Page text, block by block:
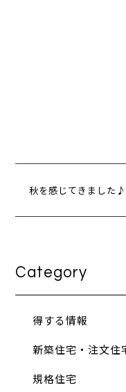
秋を感じてきました♪
Category
得する情報
新築住宅・注文住
規格住宅